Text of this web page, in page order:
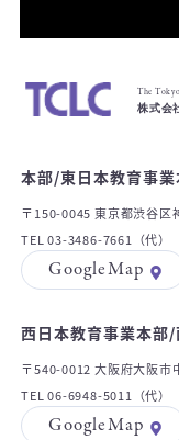
The
株式会
本部/東日本教育事業
〒150-0045 東京都渋谷区
TEL 03-3486-7661（代
GoogleMap
西日本教育事業本部
〒540-0012 大阪府大阪市
TEL 06-6948-5011（代）
GoogleMap